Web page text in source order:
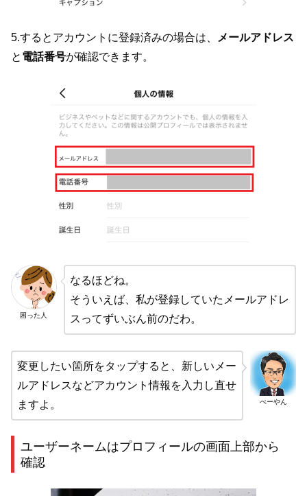
5.するとアカウントに登録済みの場合は、
メールアドレス
と 電話番号が確認できます。
困った人
なるほどね。
そういえば、私が登録していたメールアドレ
スってずいぶん前のだわ。
べーやん
変更したい箇所をタップすると、新しいメー
ルアドレスなどアカウント情報を入力し直せ
ますよ。
ユーザーネームはプロフィールの画面上部から
確認